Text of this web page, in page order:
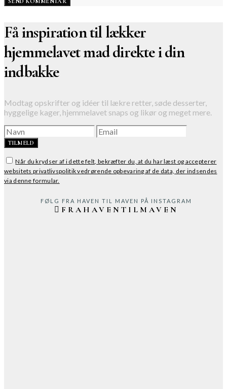
Få inspiration til lækker
hjemmelavet mad direkte i din
indbakke
Modtag opskrifter og idéer til lækre retter, søde desserter,
hyggelige kager, hjemmelavet snaps og likør og meget mere.
TILMELD
Når du krydser af i dette felt, bekræfter du, at du har læst og accepterer
websitets privatlivspolitik vedrørende opbevaring af de data, der indsendes
via denne formular.
FRAHAVENTILMAVEN
FØLG FRA HAVEN TIL MAVEN PÅ INSTAGRAM